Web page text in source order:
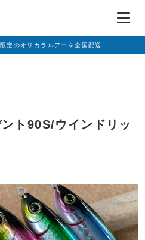
定のオリカラルアーを全国配送
ト90S/ウインドリッ